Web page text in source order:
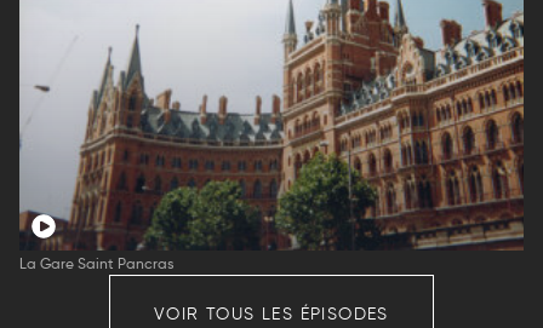
La Gare Saint Pancras
VOIR TOUS LES ÉPISODES